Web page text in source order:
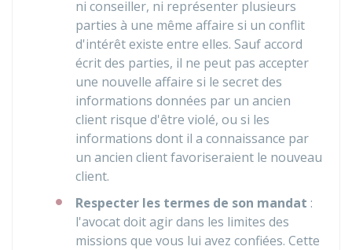
ni conseiller, ni représenter plusieurs
parties à une même affaire si un conflit
d'intérêt existe entre elles. Sauf accord
écrit des parties, il ne peut pas accepter
une nouvelle affaire si le secret des
informations données par un ancien
client risque d'être violé, ou si les
informations dont il a connaissance par
un ancien client favoriseraient le nouveau
client.
Respecter les termes de son mandat :
l'avocat doit agir dans les limites des
missions que vous lui avez confiées. Cette